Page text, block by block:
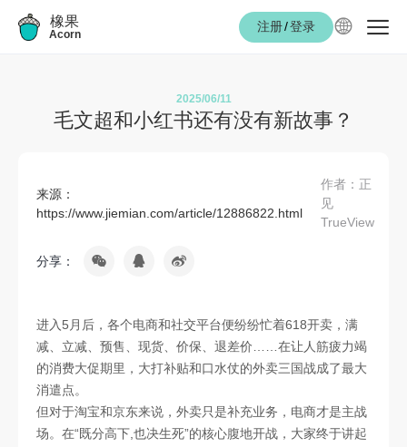
橡果
Acorn
注册/登录
2025/06/11
毛文超和小红书还有没有新故事？
来源：
https://www.jiemian.com/article/12886822.html
作者：正
见
TrueView
分享：
进入5月后，各个电商和社交平台便纷纷忙着618开卖，满
减、立减、预售、现货、价保、退差价……在让人筋疲力竭
的消费大促期里，大打补贴和口水仗的外卖三国战成了最大
消遣点。
但对于淘宝和京东来说，外卖只是补充业务，电商才是主战
场。在“既分高下,也决生死”的核心腹地开战，大家终于讲起